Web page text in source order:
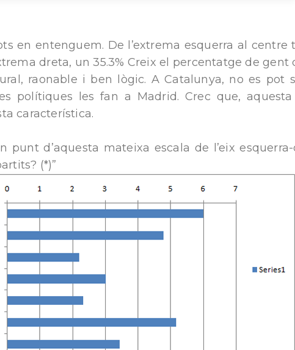
en entenguem. De l’extrema esquerra al centre
dreta, un 35.3% Creix el percentatge de gent
raonable i ben lògic. A Catalunya, no es pot
polítiques les fan a Madrid. Crec que,
característica.
punt d’aquesta mateixa escala de l’eix esquerra-
(*)”